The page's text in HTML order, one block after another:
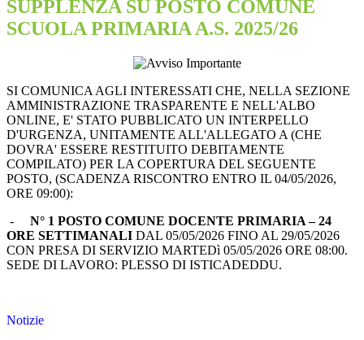
SUPPLENZA SU POSTO COMUNE
SCUOLA PRIMARIA A.S. 2025/26
SI COMUNICA AGLI INTERESSATI CHE, NELLA SEZIONE
AMMINISTRAZIONE TRASPARENTE E NELL'ALBO
ONLINE, E' STATO PUBBLICATO UN INTERPELLO
D'URGENZA, UNITAMENTE ALL'ALLEGATO A (CHE
DOVRA' ESSERE RESTITUITO DEBITAMENTE
COMPILATO) PER LA COPERTURA DEL SEGUENTE
POSTO, (SCADENZA RISCONTRO ENTRO IL 04/05/2026,
ORE 09:00):
-
N° 1 POSTO COMUNE DOCENTE PRIMARIA – 24
ORE SETTIMANALI DAL 05/05/2026 FINO AL 29/05/2026
CON PRESA DI SERVIZIO MARTEDì 05/05/2026 ORE 08:00.
SEDE DI LAVORO: PLESSO DI ISTICADEDDU.
Notizie